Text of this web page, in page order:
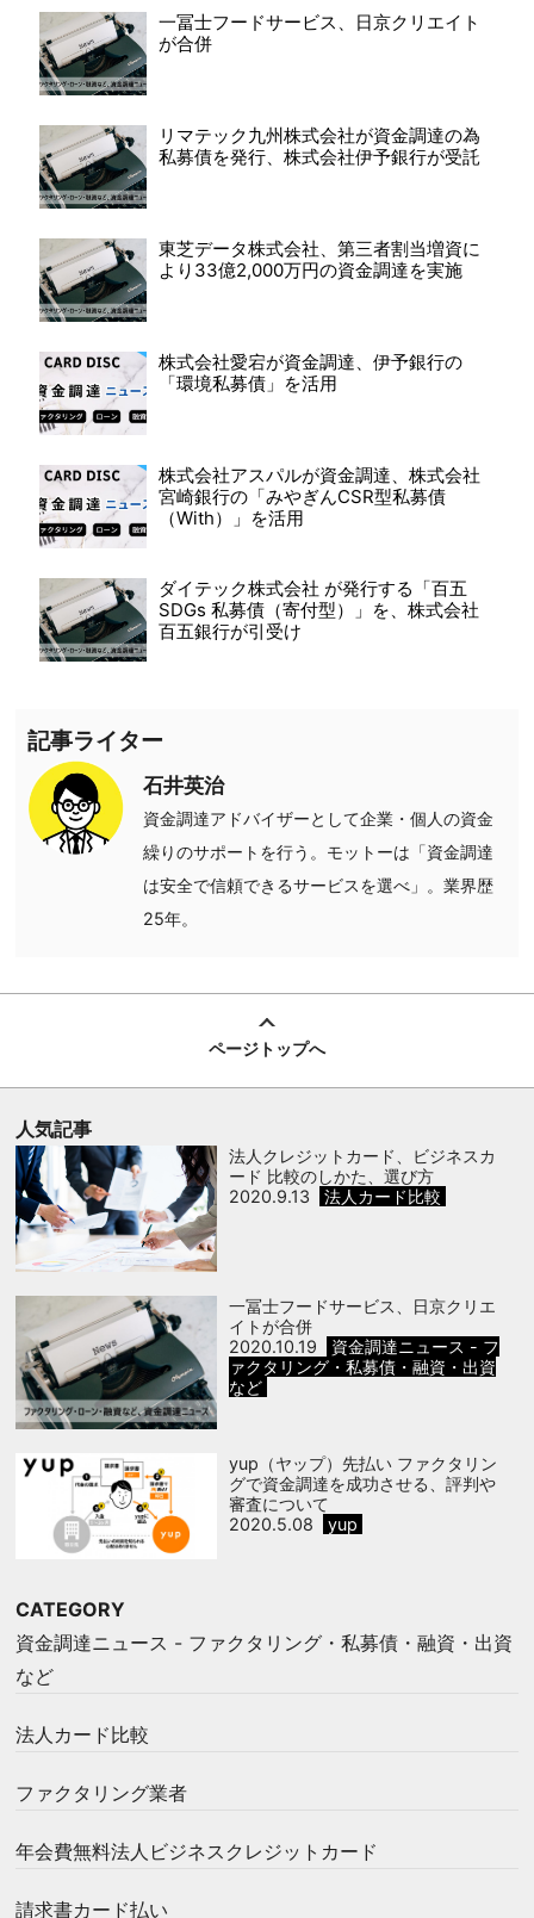
一冨士フードサービス、日京クリエイト
が合併
リマテック九州株式会社が資金調達の為
私募債を発行、株式会社伊予銀行が受託
東芝データ株式会社、第三者割当増資に
より33億2,000万円の資金調達を実施
株式会社愛宕が資金調達、伊予銀行の
「環境私募債」を活用
株式会社アスパルが資金調達、株式会社
宮崎銀行の「みやぎんCSR型私募債
（With）」を活用
ダイテック株式会社 が発行する「百五
SDGs 私募債（寄付型）」を、株式会社
百五銀行が引受け
記事ライター
石井英治
資金調達アドバイザーとして企業・個人の資金
繰りのサポートを行う。モットーは「資金調達
は安全で信頼できるサービスを選べ」。業界歴
25年。
ページトップへ
人気記事
法人クレジットカード、ビジネスカ
ード 比較のしかた、選び方
2020.9.13
法人カード比較
一冨士フードサービス、日京クリエ
イトが合併
2020.10.19
資金調達ニュース - フ
ァクタリング・私募債・融資・出資
など
yup（ヤップ）先払い ファクタリン
グで資金調達を成功させる、評判や
審査について
2020.5.08
yup
CATEGORY
資金調達ニュース - ファクタリング・私募債・融資・出資
など
法人カード比較
ファクタリング業者
年会費無料法人ビジネスクレジットカード
請求書カード払い